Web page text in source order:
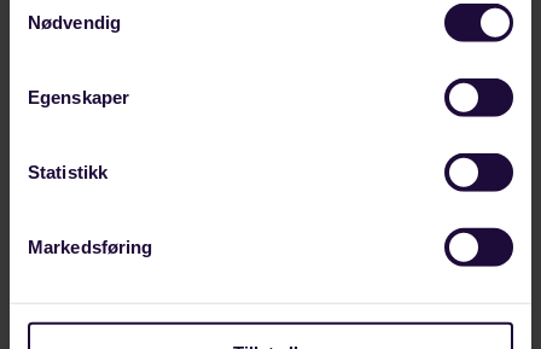
Nødvendig
Egenskaper
Statistikk
Markedsføring
LANDINDUSTRI